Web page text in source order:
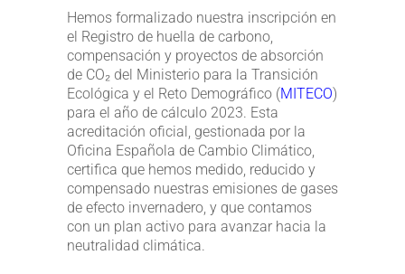
Hemos formalizado nuestra inscripción en
el Registro de huella de carbono,
compensación y proyectos de absorción
de CO₂ del Ministerio para la Transición
Ecológica y el Reto Demográfico (MITECO)
para el año de cálculo 2023. Esta
acreditación oficial, gestionada por la
Oficina Española de Cambio Climático,
certifica que hemos medido, reducido y
compensado nuestras emisiones de gases
de efecto invernadero, y que contamos
con un plan activo para avanzar hacia la
neutralidad climática.